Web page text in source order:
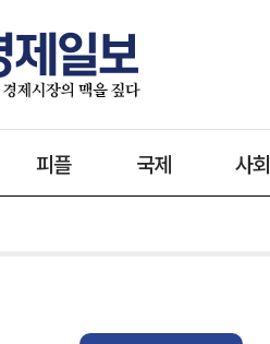
피플 국제 사회